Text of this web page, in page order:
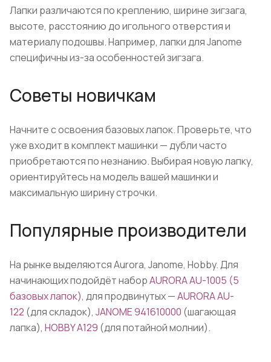
Лапки различаются по креплению, ширине зигзага,
высоте, расстоянию до игольного отверстия и
материалу подошвы. Например, лапки для Janome
специфичны из-за особенностей зигзага.
Советы новичкам
Начните с освоения базовых лапок. Проверьте, что
уже входит в комплект машинки — дубли часто
приобретаются по незнанию. Выбирая новую лапку,
ориентируйтесь на модель вашей машинки и
максимальную ширину строчки.
Популярные производители
На рынке выделяются Aurora, Janome, Hobby. Для
начинающих подойдёт наборAURORA AU-1005 (5
базовых лапок), для продвинутых —AURORA AU-
122 (для складок), JANOME 941610000 (шагающая
лапка), HOBBY A129 (для потайной молнии).